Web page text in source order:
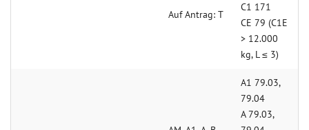
Auf Antrag: T
C1 171
CE 79 (C1E
> 12.000
kg, L ≤ 3)
A1 79.03,
79.04
A 79.03,